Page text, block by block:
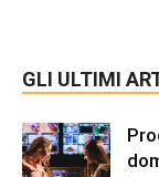
GLI ULTIMI